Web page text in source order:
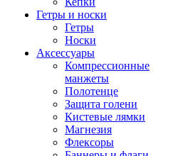
Гетры и носки
Гетры
Носки
Аксессуары
Компрессионные
манжеты
Полотенце
Защита голени
Кистевые лямки
Магнезия
Флексоры